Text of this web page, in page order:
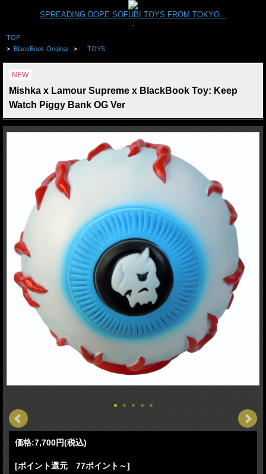
SPREADING DOPE SOFUBI TOYS FROM TOKYO...
TOP
> BlackBook Original > TOYS
NEW
Mishka x Lamour Supreme x BlackBook Toy: Keep
Watch Piggy Bank OG Ver
価格:7,700円(税込)
[ポイント還元 77ポイント～]